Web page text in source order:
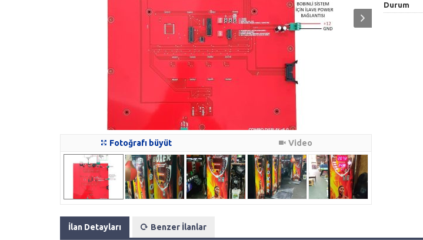
Fotoğrafı büyüt Video
Durum
İlan Detayları Benzer İlanlar